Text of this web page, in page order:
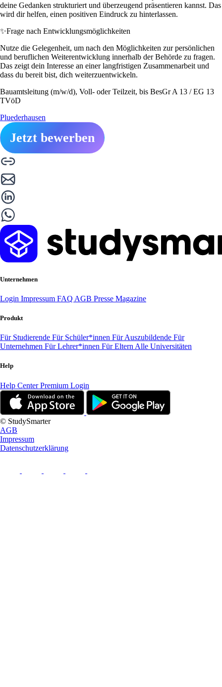
deine Gedanken strukturiert und überzeugend präsentieren kannst. Das
wird dir helfen, einen positiven Eindruck zu hinterlassen.
✨Frage nach Entwicklungsmöglichkeiten
Nutze die Gelegenheit, um nach den Möglichkeiten zur persönlichen
und beruflichen Weiterentwicklung innerhalb der Behörde zu fragen.
Das zeigt dein Interesse an einer langfristigen Zusammenarbeit und
dass du bereit bist, dich weiterzuentwickeln.
Bauamtsleitung (m/w/d), Voll- oder Teilzeit, bis BesGr A 13 / EG 13
TVöD
Pluederhausen
Jetzt bewerben
Unternehmen
Login Impressum FAQ AGB Presse Magazine
Produkt
Für Studierende Für Schüler*innen Für Auszubildende Für
Unternehmen Für Lehrer*innen Für Eltern Alle Universitäten
Help
Help CenterPremium Login
© StudySmarter
AGB
Impressum
Datenschutzerklärung